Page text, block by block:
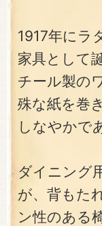
1917年にラ
家具として
チール製の
殊な紙を巻
しなやかで
ダイニング
が、背もた
ン性のある